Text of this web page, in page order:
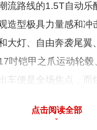
流路线的1.5T自动乐
造型极具力量感和
大灯、自由奔袭尾翼
吋铠甲之爪运动轮毂
车便是全场焦点，而
级唯一13吋超大中控
点击阅读全部